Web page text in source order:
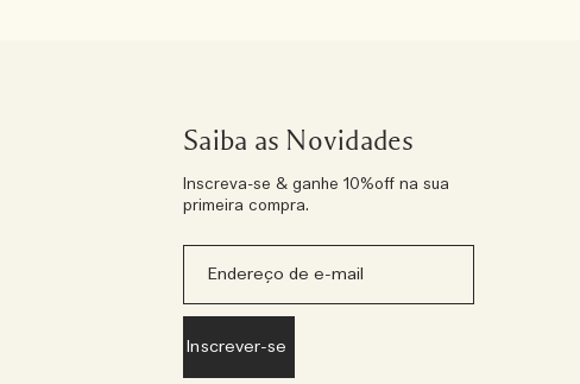
Saiba as Novidades
Inscreva-se & ganhe 10%off na sua
primeira compra.